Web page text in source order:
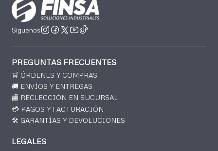
Síguenos
PREGUNTAS FRECUENTES
🛒 ÓRDENES Y COMPRAS
🚚 ENVÍOS Y ENTREGAS
🏬 RECLECCIÓN EN SUCURSAL
💳 PAGOS Y FACTURACIÓN
🛠️ GARANTÍAS Y DEVOLUCIONES
LEGALES